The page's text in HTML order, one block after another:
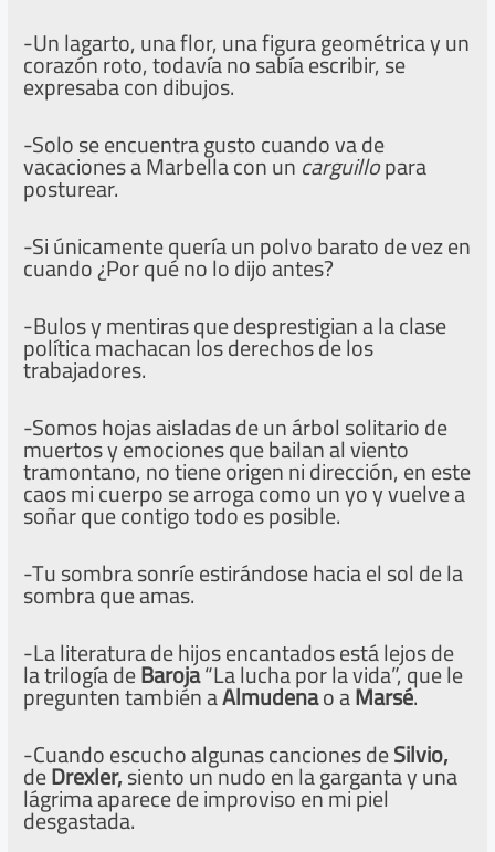
-Un lagarto, una flor, una figura geométrica y un
corazón roto, todavía no sabía escribir, se
expresaba con dibujos.
-Solo se encuentra gusto cuando va de
vacaciones a Marbella con uncarguillopara
posturear.
-Si únicamente quería un polvo barato de vez en
cuando ¿Por qué no lo dijo antes?
-Bulos y mentiras que desprestigian a la clase
política machacan los derechos de los
trabajadores.
-Somos hojas aisladas de un árbol solitario de
muertos y emociones que bailan al viento
tramontano, no tiene origen ni dirección, en este
caos mi cuerpo se arroga como un yo y vuelve a
soñar que contigo todo es posible.
-Tu sombra sonríe estirándose hacia el sol de la
sombra que amas.
-La literatura de hijos encantados está lejos de
la trilogía deBaroja“La lucha por la vida”, que le
pregunten también aAlmudenao aMarsé.
-Cuando escucho algunas canciones deSilvio,
deDrexler,siento un nudo en la garganta y una
lágrima aparece de improviso en mi piel
desgastada.